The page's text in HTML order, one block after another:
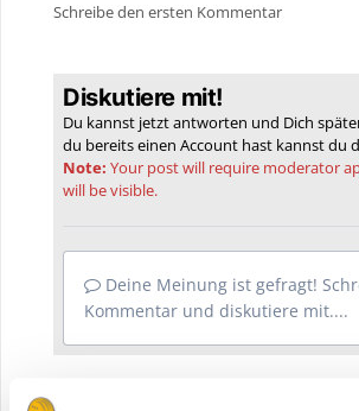
Schreibe den ersten Kommentar
Diskutiere mit!
Du kannst jetzt antworten und Dich
du bereits einen Account hast kannst du
Note: Your post will require moderator
will be visible.
Deine Meinung ist gefragt!
Kommentar und diskutiere mit....